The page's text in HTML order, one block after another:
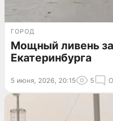
ГОРОД
Мощный ливень
Екатеринбурга
5 июня, 2026, 20:15 5